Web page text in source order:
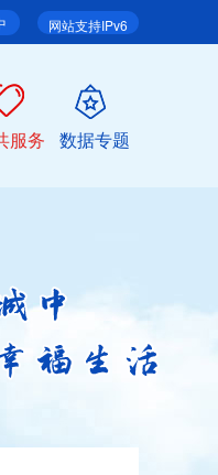
网站支持IPv6
服务 数据专题